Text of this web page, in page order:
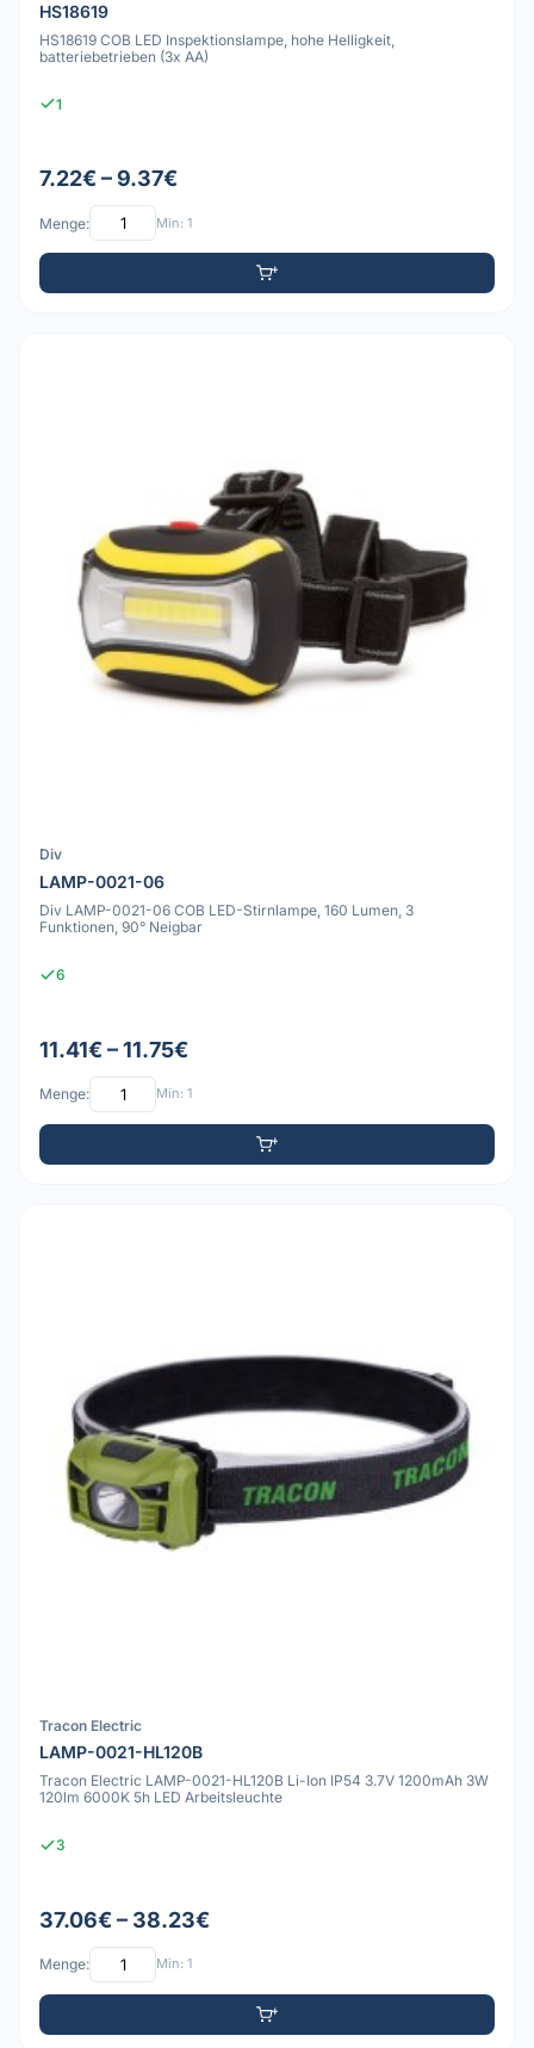
HS18619
HS18619 COB LED Inspektionslampe, hohe Helligkeit,
batteriebetrieben (3x AA)
1
7.22€ – 9.37€
Menge: Min: 1
Div
LAMP-0021-06
Div LAMP-0021-06 COB LED-Stirnlampe, 160 Lumen, 3
Funktionen, 90° Neigbar
6
11.41€ – 11.75€
Menge: Min: 1
Tracon Electric
LAMP-0021-HL120B
Tracon Electric LAMP-0021-HL120B Li-Ion IP54 3.7V 1200mAh 3W
120lm 6000K 5h LED Arbeitsleuchte
3
37.06€ – 38.23€
Menge: Min: 1